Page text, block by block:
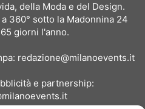
della Moda e del Design.
360° sotto la Madonnina 24
giorni l'anno.
redazione@milanoevents.it
e partnership: